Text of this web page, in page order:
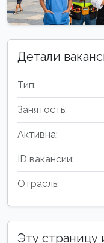
Детали
Тип:
Занятость:
Активна:
ID вакансии:
Отрасль:
Эту страницу